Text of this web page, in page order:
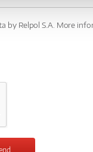
by Relpol S.A. More